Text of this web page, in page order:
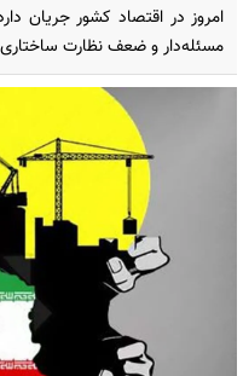
امروز در اقتصاد کشور جریان
مسئله‌دار و ضعف نظارت